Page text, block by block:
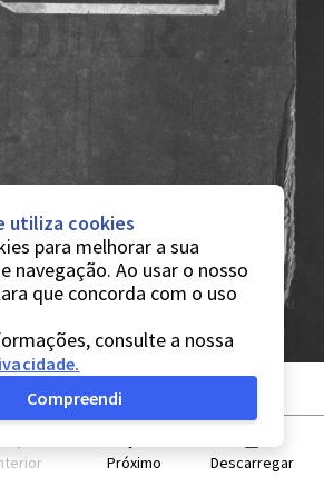
Próximo Descarregar
utiliza cookies
para melhorar a sua
navegação. Ao usar o nosso
que concorda com o uso
consulte a nossa
.
Compreendi